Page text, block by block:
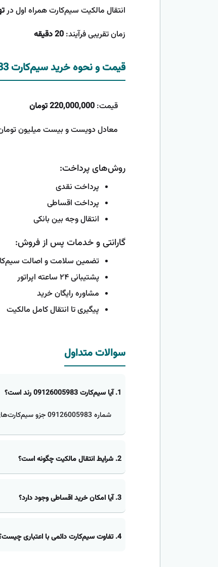
انتقال مالکیت سیم‌کارت همراه اول در
زمان تقریبی فرآیند: 20 دقیقه
قیمت و نحوه خرید سیم‌کارت 09126005983
قیمت: 220,000,000 تومان
معادل دویست و بیست میلیون
روش‌های پرداخت:
پرداخت نقدی
پرداخت اقساطی
انتقال وجه بین بانکی
گارانتی و خدمات پس از فروش:
تضمین سلامت و اصالت
پشتیبانی ۲۴ ساعته اپراتور
مشاوره رایگان خرید
پیگیری تا انتقال کامل مالکیت
سوالات متداول
1. آیا سیم‌کارت 09126005983 رند است؟
شماره 09126005983 جزو سیم‌کارت‌های کد پایین,هزاری از اول همراه اول است.
2. شرایط انتقال مالکیت چگونه است؟
3. آیا امکان خرید اقساطی وجود دارد؟
4. تفاوت سیم‌کارت دائمی با اعتباری چیست؟